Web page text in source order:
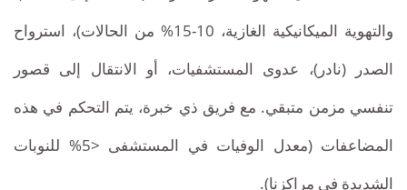
والتهوية الميكانيكية الغازية، 10-15% من الحالات)، استرواح
الصدر (نادر)، عدوى المستشفيات، أو الانتقال إلى قصور
تنفسي مزمن متبقي. مع فريق ذي خبرة، يتم التحكم في هذه
المضاعفات (معدل الوفيات في المستشفى <5% للنوبات
الشديدة في مراكزنا).